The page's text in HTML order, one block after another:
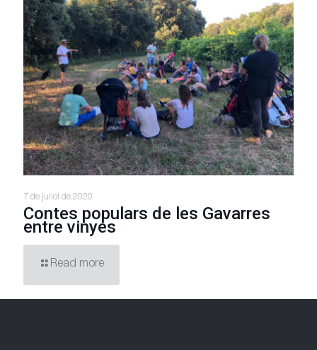
7 de juliol de 2020
Contes populars de les Gavarres
entre vinyes
Read more